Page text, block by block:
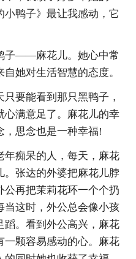
鸭子》最让我感动，它
子——麻花儿。她心中常
她对生活智慧的态度。
要能看到那只黑鸭子，
心满意足了。麻花儿的幸
，思念也是一种幸福!
年痴呆的人，每天，麻花
。张达的外婆把麻花儿脖
公再把茉莉花环一个个扔
当这时，外公总会像小孩
蹈。看到外公高兴，麻花
一颗容易感动的心。麻花